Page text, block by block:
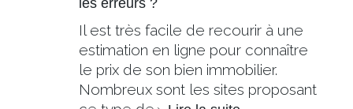
Il est très facile de recourir à une
estimation en ligne pour connaître
le prix de son bien immobilier.
Nombreux sont les sites proposant